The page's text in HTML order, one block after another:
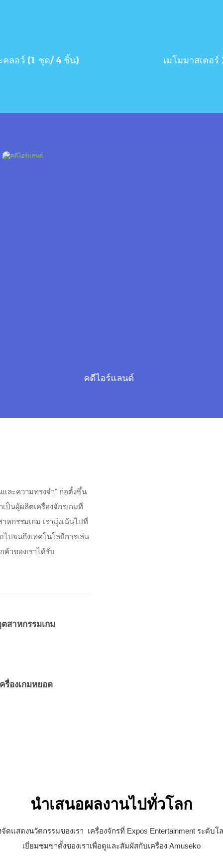
โมมาสเตอร์ X ข่าวภาพ
คดีไอร์แลนด์
ละความทรงจำ" ก่อตั้งขึ้น
ป็นผู้ผลิตเครื่องจักรเกมที่
หกรรมเกม เรามุ่งเน้นไปที่
ปจนถึงเทคโนโลยีการเล่น
ค้าของเราได้รับ
สาหกรรมเกม
รื่องเกมหยอด
นำเสนอผลงานไปทั่วโลก
จัดแสดงนวัตกรรมของเรา เครื่องจักรที่ Expos Entertainment ระดับโ
เยี่ยมชมขาตั้งของเราเพื่อดูและสัมผัสกับเครื่อง Amuseko